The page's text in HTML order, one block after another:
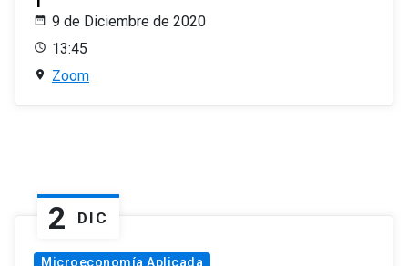
9 de Diciembre de 2020
13:45
Zoom
2 DIC
Microeconomía Aplicada